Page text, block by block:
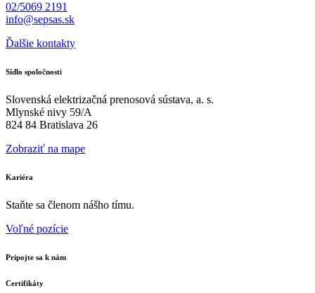
02/5069 2191
info@sepsas.sk
Ďalšie kontakty
Sídlo spoločnosti
Slovenská elektrizačná prenosová sústava, a. s.
Mlynské nivy 59/A
824 84 Bratislava 26
Zobraziť na mape
Kariéra
Staňte sa členom nášho tímu.
Voľné pozície
Pripojte sa k nám
Certifikáty